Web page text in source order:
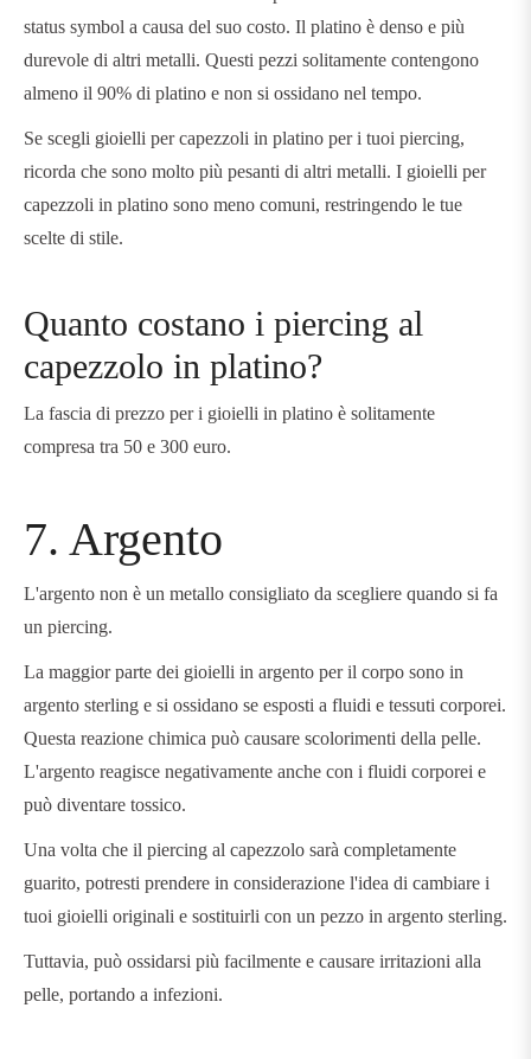
status symbol a causa del suo costo. Il platino è denso e più
durevole di altri metalli. Questi pezzi solitamente contengono
almeno il 90% di platino e non si ossidano nel tempo.
Se scegli gioielli per capezzoli in platino per i tuoi piercing,
ricorda che sono molto più pesanti di altri metalli. I gioielli per
capezzoli in platino sono meno comuni, restringendo le tue
scelte di stile.
Quanto costano i piercing al
capezzolo in platino?
La fascia di prezzo per i gioielli in platino è solitamente
compresa tra 50 e 300 euro.
7. Argento
L'argento non è un metallo consigliato da scegliere quando si fa
un piercing.
La maggior parte dei gioielli in argento per il corpo sono in
argento sterling e si ossidano se esposti a fluidi e tessuti corporei.
Questa reazione chimica può causare scolorimenti della pelle.
L'argento reagisce negativamente anche con i fluidi corporei e
può diventare tossico.
Una volta che il piercing al capezzolo sarà completamente
guarito, potresti prendere in considerazione l'idea di cambiare i
tuoi gioielli originali e sostituirli con un pezzo in argento sterling.
Tuttavia, può ossidarsi più facilmente e causare irritazioni alla
pelle, portando a infezioni.